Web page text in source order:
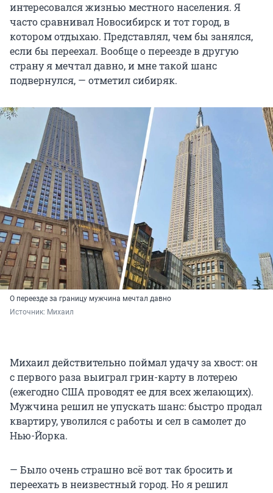
интересовался жизнью местного населения. Я
часто сравнивал Новосибирск и тот город, в
котором отдыхаю. Представлял, чем бы занялся,
если бы переехал. Вообще о переезде в другую
страну я мечтал давно, и мне такой шанс
подвернулся, — отметил сибиряк.
О переезде за границу мужчина мечтал давно
Источник: Михаил
Михаил действительно поймал удачу за хвост: он
с первого раза выиграл грин-карту в лотерею
(ежегодно США проводят ее для всех желающих).
Мужчина решил не упускать шанс: быстро продал
квартиру, уволился с работы и сел в самолет до
Нью-Йорка.
— Было очень страшно всё вот так бросить и
переехать в неизвестный город. Но я решил